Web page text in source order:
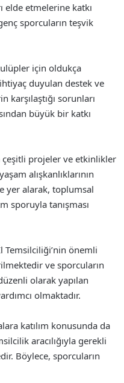
elde etmelerine katkı
sporcuların teşvik
için oldukça
duyulan destek ve
sorunları
büyük bir katkı
çeşitli projeler ve etkinlikler
alışkanlıklarının
yer alarak, toplumsal
sporuyla tanışması
önemli
ve sporcuların
olarak yapılan
olmaktadır.
katılım konusunda da
aracılığıyla gerekli
Böylece, sporcuların